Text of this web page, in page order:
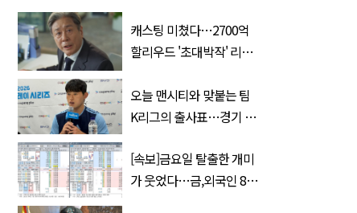
캐스팅 미쳤다…2700억
할리우드 '초대박작' 리메
오늘 맨시티와 맞붙는 팀
K리그의 출사표…경기 시
[속보]금요일 탈출한 개미
가 웃었다…금,외국인 8조